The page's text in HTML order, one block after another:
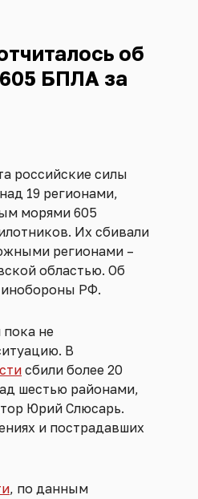
об
БПЛА за
российские силы
19 регионами,
морями 605
Их сбивали
регионами –
областью. Об
РФ.
не
В
сбили более 20
шестью районами,
Юрий Слюсарь.
и пострадавших
, по данным